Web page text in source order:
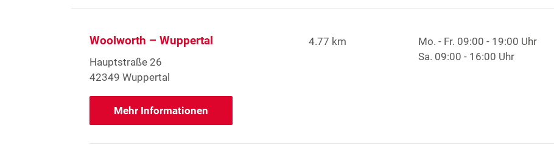
Woolworth – Wuppertal
Hauptstraße 26
42349 Wuppertal
Mehr Informationen
4.77 km Mo. - Fr. 09:00 - 19:00 Uhr
Sa. 09:00 - 16:00 Uhr